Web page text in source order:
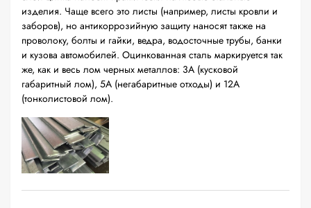
изделия. Чаще всего это листы (например, листы кровли и
заборов), но антикоррозийную защиту наносят также на
проволоку, болты и гайки, ведра, водосточные трубы, банки
и кузова автомобилей. Оцинкованная сталь маркируется так
же, как и весь лом черных металлов: 3А (кусковой
габаритный лом), 5А (негабаритные отходы) и 12А
(тонколистовой лом).